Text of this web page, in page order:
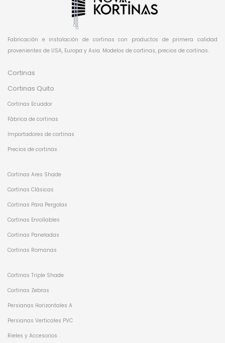
Fabricación e instalación de cortinas con productos de primera calidad
provenientes de USA, Europa y Asia. Modelos de cortinas, precios de cortinas.
Cortinas
Cortinas Quito
Cortinas Ecuador
Fábrica de cortinas
Importadores de cortinas
Precios de cortinas
Cortinas Ares Shade
Cortinas Clásicas
Cortinas Para Pergolas
Cortinas Enrollables
Cortinas Paneladas
Cortinas Romanas
Cortinas Triple Shade
Cortinas Zebras
Persianas Horizontales A
Persianas Verticales PVC
Rieles y Accesorios